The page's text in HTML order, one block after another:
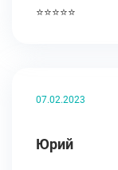
⭐⭐⭐⭐⭐
07.02.2023
Юрий